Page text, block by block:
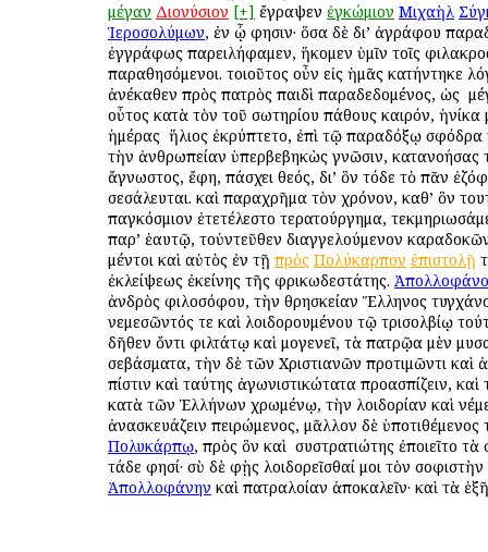
μέγαν Διονύσιον [+] ἔγραψεν ἐγκώμιον Μιχαὴλ
Ἱεροσολύμων, ἐν ᾧ φησιν· ὅσα δὲ δι’ ἀγράφου
ἐγγράφως παρειλήφαμεν, ἥκομεν ὑμῖν τοῖς
παραθησόμενοι. τοιοῦτος οὖν εἰς ἡμᾶς κατήντηκε
ἀνέκαθεν πρὸς πατρὸς παιδὶ παραδεδομένος, ὡς ὁ
οὗτος κατὰ τὸν τοῦ σωτηρίου πάθους καιρόν, ἡνίκα
ἡμέρας ὁ ἥλιος ἐκρύπτετο, ἐπὶ τῷ παραδόξῳ σφόδρα
τὴν ἀνθρωπείαν ὑπερβεβηκὼς γνῶσιν, κατανοήσας
ἄγνωστος, ἔφη, πάσχει θεός, δι’ ὃν τόδε τὸ πᾶν
σεσάλευται. καὶ παραχρῆμα τὸν χρόνον, καθ’ ὃν
παγκόσμιον ἐτετέλεστο τερατούργημα,
παρ’ ἑαυτῷ, τοὐντεῦθεν διαγγελούμενον
μέντοι καὶ αὐτὸς ἐν τῇ πρὸς Πολύκαρπον ἐπιστολῇ
ἐκλείψεως ἐκείνης τῆς φρικωδεστάτης.
ἀνδρὸς φιλοσόφου, τὴν θρησκείαν Ἕλληνος
νεμεσῶντός τε καὶ λοιδορουμένου τῷ τρισολβίῳ
δῆθεν ὄντι φιλτάτῳ καὶ ὁμογενεῖ, τὰ πατρῷα μὲν
σεβάσματα, τὴν δὲ τῶν Χριστιανῶν προτιμῶντι καὶ
πίστιν καὶ ταύτης ἀγωνιστικώτατα προασπίζειν,
κατὰ τῶν Ἑλλήνων χρωμένῳ, τὴν λοιδορίαν καὶ
ἀνασκευάζειν πειρώμενος, μᾶλλον δὲ ὑποτιθέμενος
Πολυκάρπῳ, πρὸς ὃν καὶ ὁ συστρατιώτης ἐποιεῖτο
τάδε φησί· σὺ δὲ φῂς λοιδορεῖσθαί μοι τὸν σοφιστὴν
Ἀπολλοφάνην καὶ πατραλοίαν ἀποκαλεῖν· καὶ τὰ